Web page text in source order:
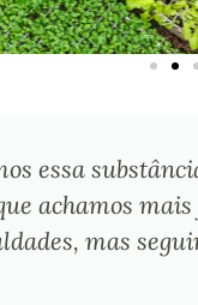
essa
achamos
mas